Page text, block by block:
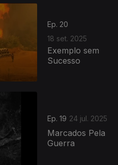
Ep. 20
18 set. 2025
Exemplo sem
Sucesso
Ep. 19 24 jul. 2025
Marcados Pela
Guerra